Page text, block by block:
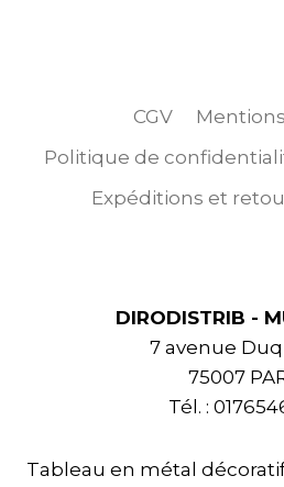
CGV
Politique de
Expéditions et
DIRODISTRIB -
7 avenue
75007
Tél. :
Tableau en métal